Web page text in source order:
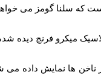
که سلنا گومز می خواهد
میکرو فرنچ دیده
نزدیک از ناخن ها